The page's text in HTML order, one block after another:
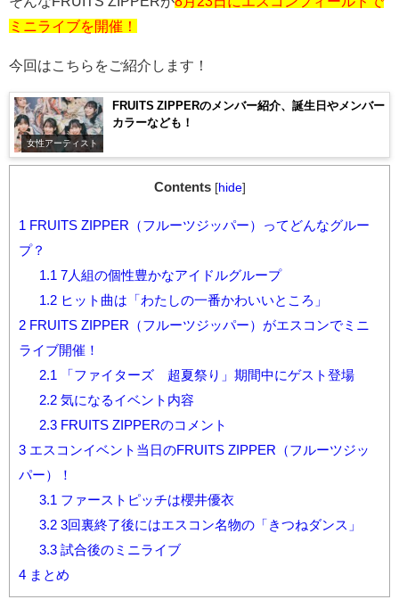
ミニライブを開催！
今回はこちらをご紹介します！
女性アーティスト
FRUITS ZIPPERのメンバー紹介、誕生日やメンバー
カラーなども！
Contents [hide]
1 FRUITS ZIPPER（フルーツジッパー）ってどんなグルー
プ？
1.1 7人組の個性豊かなアイドルグループ
1.2ヒット曲は「わたしの一番かわいいところ」
2 FRUITS ZIPPER（フルーツジッパー）がエスコンでミニ
ライブ開催！
2.1 「ファイターズ 超夏祭り」期間中にゲスト登場
2.2気になるイベント内容
2.3FRUITS ZIPPERのコメント
3 エスコンイベント当日のFRUITS ZIPPER（フルーツジッ
パー）！
3.1 ファーストピッチは櫻井優衣
3.23回裏終了後にはエスコン名物の「きつねダンス」
3.3試合後のミニライブ
4 まとめ